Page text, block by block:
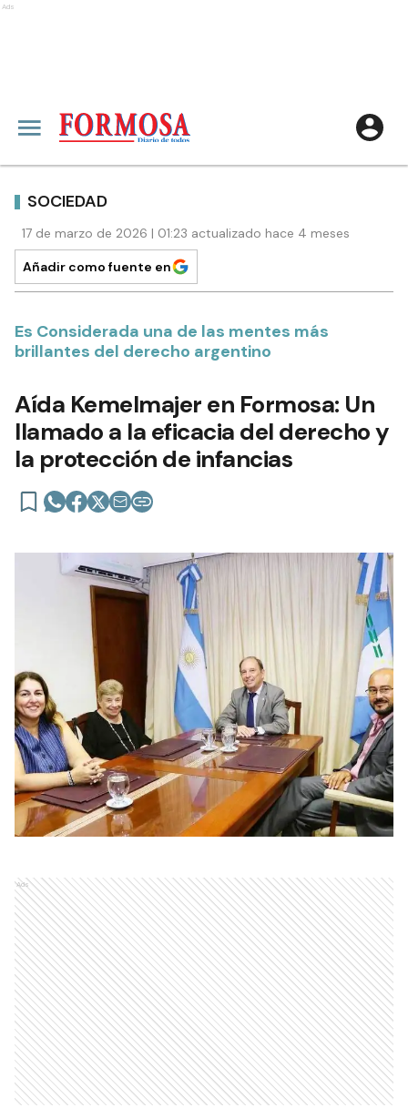
Ads
SOCIEDAD
17 de marzo de 2026 | 01:23 actualizado hace 4 meses
Añadir como fuente en
Es Considerada una de las mentes más
brillantes del derecho argentino
Aída Kemelmajer en Formosa: Un
llamado a la eficacia del derecho y
la protección de infancias
Ads